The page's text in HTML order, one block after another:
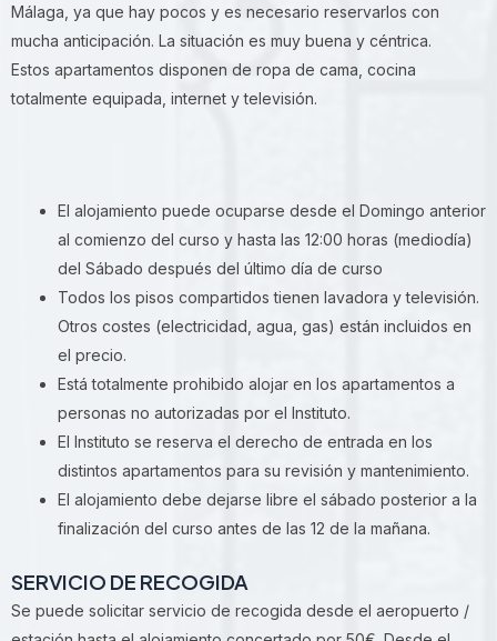
Málaga, ya que hay pocos y es necesario reservarlos con
mucha anticipación. La situación es muy buena y céntrica.
Estos apartamentos disponen de ropa de cama, cocina
totalmente equipada, internet y televisión.
El alojamiento puede ocuparse desde el Domingo anterior
al comienzo del curso y hasta las 12:00 horas (mediodía)
del Sábado después del último día de curso
Todos los pisos compartidos tienen lavadora y televisión.
Otros costes (electricidad, agua, gas) están incluidos en
el precio.
Está totalmente prohibido alojar en los apartamentos a
personas no autorizadas por el Instituto.
El Instituto se reserva el derecho de entrada en los
distintos apartamentos para su revisión y mantenimiento.
El alojamiento debe dejarse libre el sábado posterior a la
finalización del curso antes de las 12 de la mañana.
SERVICIO DE RECOGIDA
Se puede solicitar servicio de recogida desde el aeropuerto /